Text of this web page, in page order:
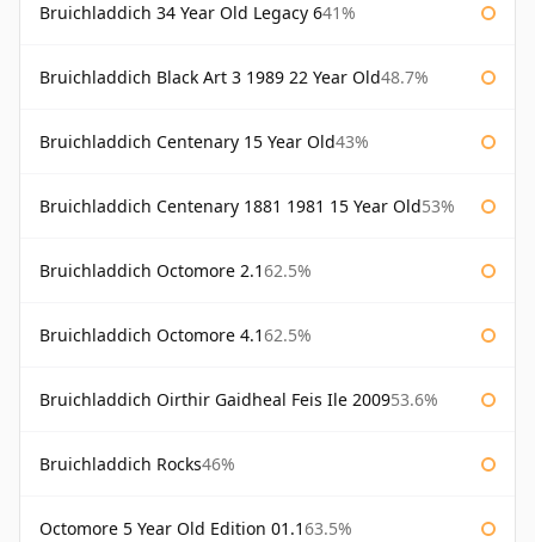
Bruichladdich 34 Year Old Legacy 641%
Bruichladdich Black Art 3 1989 22 Year Old48.7%
Bruichladdich Centenary 15 Year Old43%
Bruichladdich Centenary 1881 1981 15 Year Old53%
Bruichladdich Octomore 2.162.5%
Bruichladdich Octomore 4.162.5%
Bruichladdich Oirthir Gaidheal Feis Ile 200953.6%
Bruichladdich Rocks46%
Octomore 5 Year Old Edition 01.163.5%